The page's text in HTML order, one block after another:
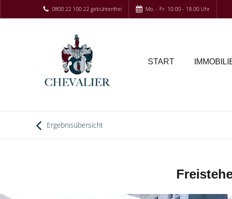
0800 22 100 22 gebührenfrei Mo. - Fr. 10.00 - 18.00 Uhr
START
Ergebnisübersicht